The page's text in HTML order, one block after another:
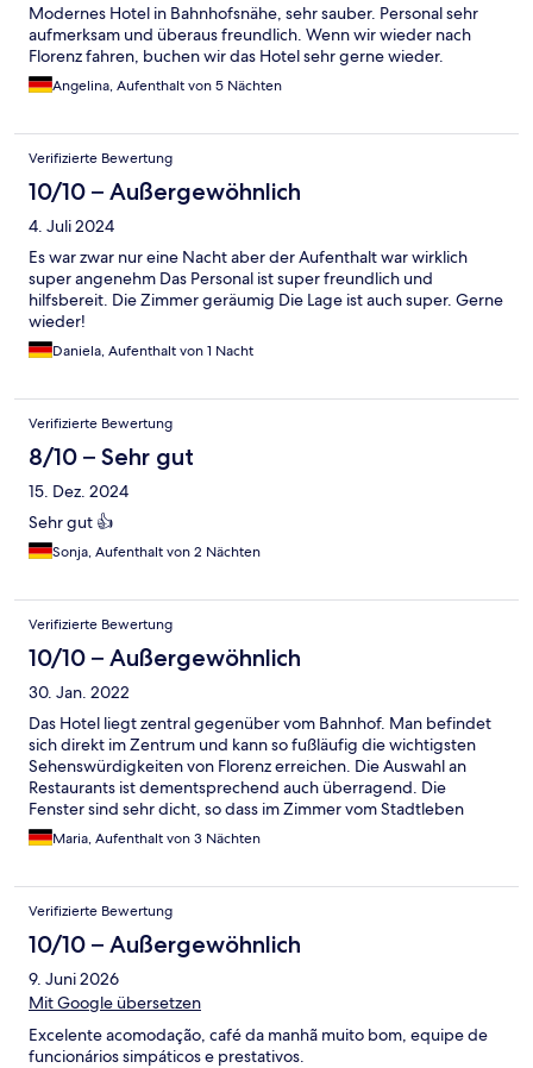
Modernes Hotel in Bahnhofsnähe, sehr sauber. Personal sehr
aufmerksam und überaus freundlich. Wenn wir wieder nach
Florenz fahren, buchen wir das Hotel sehr gerne wieder.
Angelina, Aufenthalt von 5 Nächten
Verifizierte Bewertung
10/10 – Außergewöhnlich
4. Juli 2024
Es war zwar nur eine Nacht aber der Aufenthalt war wirklich
super angenehm Das Personal ist super freundlich und
hilfsbereit. Die Zimmer geräumig Die Lage ist auch super. Gerne
wieder!
Daniela, Aufenthalt von 1 Nacht
Verifizierte Bewertung
8/10 – Sehr gut
15. Dez. 2024
Sehr gut 👍
Sonja, Aufenthalt von 2 Nächten
Verifizierte Bewertung
10/10 – Außergewöhnlich
30. Jan. 2022
Das Hotel liegt zentral gegenüber vom Bahnhof. Man befindet
sich direkt im Zentrum und kann so fußläufig die wichtigsten
Sehenswürdigkeiten von Florenz erreichen. Die Auswahl an
Restaurants ist dementsprechend auch überragend. Die
Fenster sind sehr dicht, so dass im Zimmer vom Stadtleben
nichts zu hören ist. Das Frühstück war sehr ansprechend und
ausreichend. An der Bar gibts zur Happy Hour noch kleine
Maria, Aufenthalt von 3 Nächten
Verifizierte Bewertung
10/10 – Außergewöhnlich
9. Juni 2026
Mit Google übersetzen
Excelente acomodação, café da manhã muito bom, equipe de
funcionários simpáticos e prestativos.